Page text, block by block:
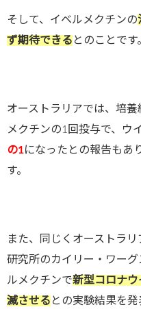
そして、イベルメクチンの
ず期待できる とのことです
オーストラリアでは、培
メクチンの1回投与で、ウ
の1になったとの報告もあ
す。
また、同じくオーストラ
研究所のカイリー・ワー
ルメクチンで新型コロナ
滅させる との実験結果を発